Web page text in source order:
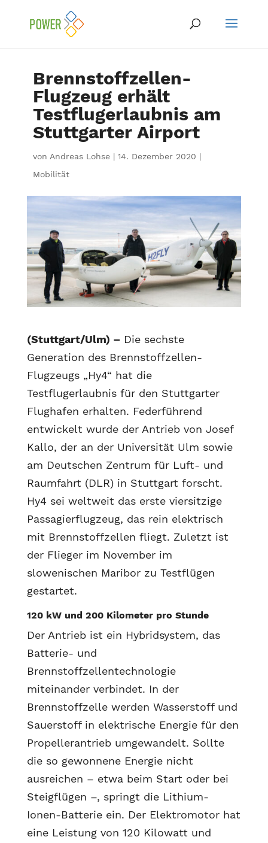
Brennstoffzellen-
Flugzeug erhält
Testflugerlaubnis am
Stuttgarter Airport
von Andreas Lohse| 14. Dezember 2020 |
Mobilität
(Stuttgart/Ulm) – Die sechste
Generation des Brennstoffzellen-
Flugzeugs „Hy4“ hat die
Testflugerlaubnis für den Stuttgarter
Flughafen erhalten. Federführend
entwickelt wurde der Antrieb von Josef
Kallo, der an der Universität Ulm sowie
am Deutschen Zentrum für Luft- und
Raumfahrt (DLR) in Stuttgart forscht.
Hy4 sei weltweit das erste viersitzige
Passagierflugzeug, das rein elektrisch
mit Brennstoffzellen fliegt. Zuletzt ist
der Flieger im November im
slowenischen Maribor zu Testflügen
gestartet.
120 kW und 200 Kilometer pro Stunde
Der Antrieb ist ein Hybridsystem, das
Batterie- und
Brennstoffzellentechnologie
miteinander verbindet. In der
Brennstoffzelle werden Wasserstoff und
Sauerstoff in elektrische Energie für den
Propellerantrieb umgewandelt. Sollte
die so gewonnene Energie nicht
ausreichen – etwa beim Start oder bei
Steigflügen –, springt die Lithium-
Ionen-Batterie ein. Der Elektromotor hat
eine Leistung von 120 Kilowatt und